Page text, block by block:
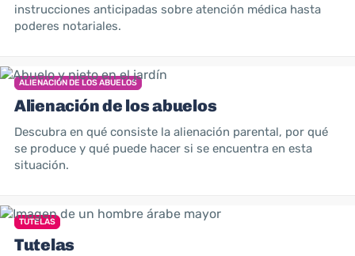
instrucciones anticipadas sobre atención médica hasta
poderes notariales.
ALIENACIÓN DE LOS ABUELOS
Alienación de los abuelos
Descubra en qué consiste la alienación parental, por qué
se produce y qué puede hacer si se encuentra en esta
situación.
TUTELAS
Tutelas